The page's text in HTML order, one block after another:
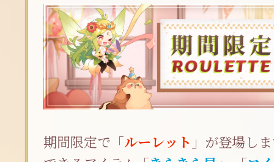
期間限定で「ルーレット 」が登場し